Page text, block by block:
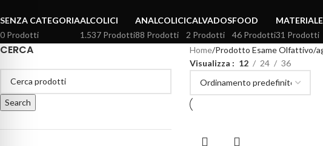
SENZA CATEGORIA
0 Prodotti
ALCOLICI
1.537 Prodotti
ANALCOLICI
88 Prodotti
CALVADOS
2 Prodotti
FOOD
46 Prodotti31 Prodotti
CERCA
Search
Home Prodotto Esame Olfattivo
Visualizza
12 24 36